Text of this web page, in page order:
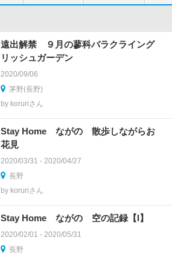
遠出解禁 ９月の蓼科バラクライング
リッシュガーデン
2020/09/06
茅野(長野)
by koruriさん
Stay Home ながの 散歩しながらお
花見
2020/03/31 - 2020/04/27
長野
by koruriさん
Stay Home ながの 空の記録【Ⅰ】
2020/02/01 - 2020/05/31
長野